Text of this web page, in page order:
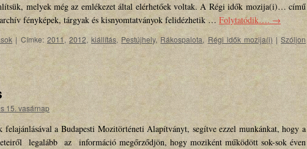
melyek még az emlékezet által elérhetőek voltak. A Régi idők mozija(i)… című
fényképek, tárgyak és kisnyomtatványok felidézhetik … Folytatódik….→
| Címke: 2011,2012,kiállítás, Pestújhely,Rákospalota, Régi idők mozija(i) | Szóljon
15. vasárnap
felajánlásával a Budapesti Mozitörténeti Alapítványt, segítve ezzel munkánkat, hogy a
legalább az információ megőrződjön, hogy moziként működött sok-sok éven